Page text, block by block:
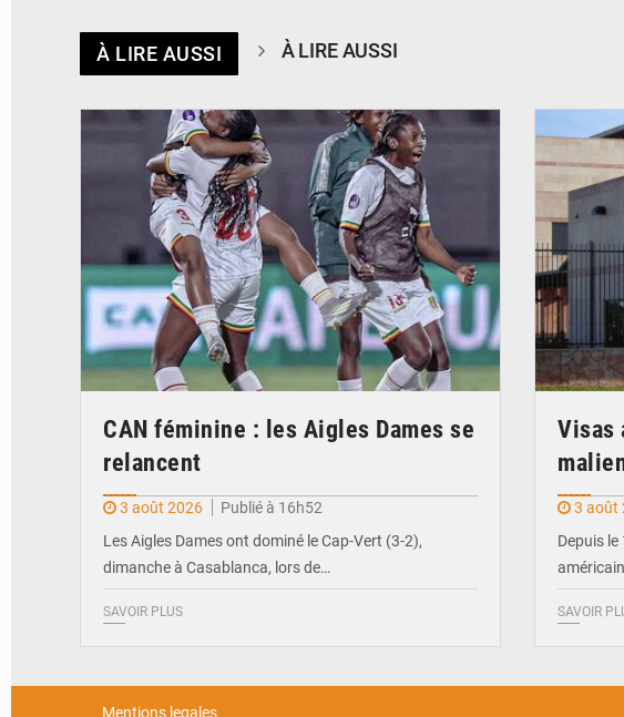
À LIRE AUSSI À LIRE AUSSI
© FEMAFOOT
CAN féminine : les Aigles Dames se
relancent
3 août 2026
Publié à 16h52
Les Aigles Dames ont dominé le Cap-Vert (3-2),
dimanche à Casablanca, lors de…
SAVOIR PLUS
Visas
3 août
Depuis
SAVOIR
Mentions legales